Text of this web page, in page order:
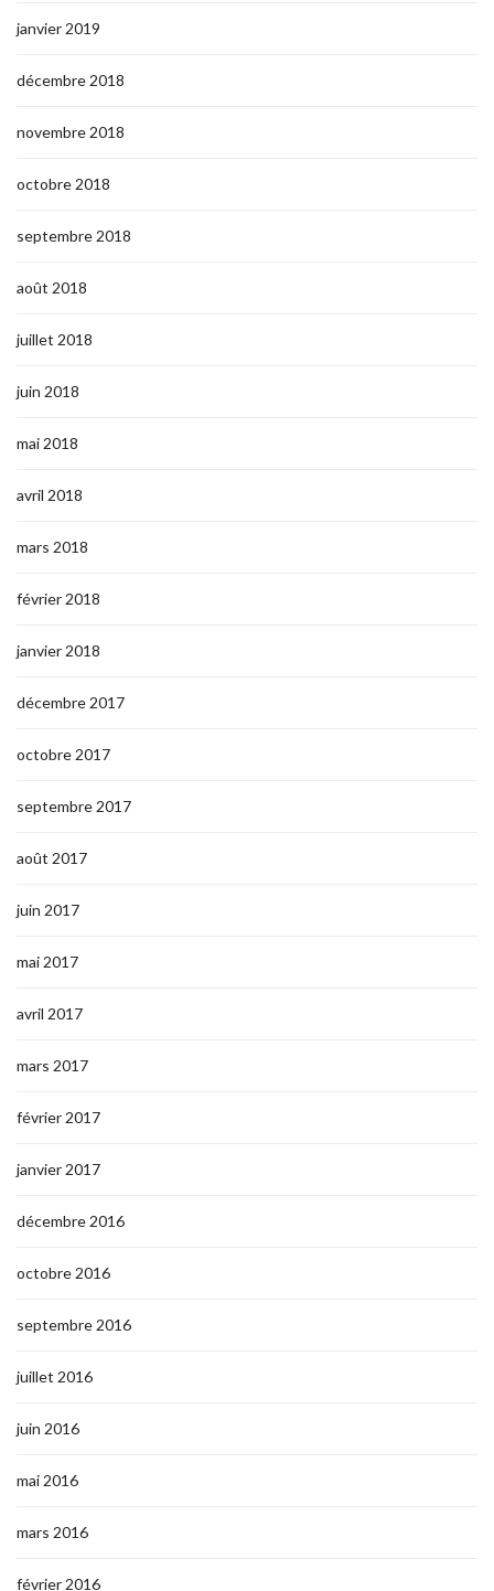
janvier 2019
décembre 2018
novembre 2018
octobre 2018
septembre 2018
août 2018
juillet 2018
juin 2018
mai 2018
avril 2018
mars 2018
février 2018
janvier 2018
décembre 2017
octobre 2017
septembre 2017
août 2017
juin 2017
mai 2017
avril 2017
mars 2017
février 2017
janvier 2017
décembre 2016
octobre 2016
septembre 2016
juillet 2016
juin 2016
mai 2016
mars 2016
février 2016